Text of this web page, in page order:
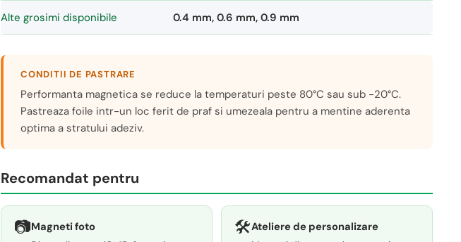
Alte grosimi disponibile 0.4 mm, 0.6 mm, 0.9 mm
CONDITII DE PASTRARE
Performanta magnetica se reduce la temperaturi peste 80°C sau sub -20°C.
Pastreaza foile intr-un loc ferit de praf si umezeala pentru a mentine aderenta
optima a stratului adeziv.
Recomandat pentru
📷Magneti foto 🛠️Ateliere de personalizare